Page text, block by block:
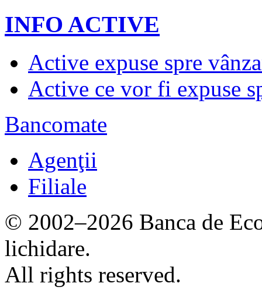
INFO ACTIVE
Active expuse spre
Active ce vor fi expuse
Bancomate
Agenţii
Filiale
© 2002–2026 Banca de
lichidare.
All rights reserved.